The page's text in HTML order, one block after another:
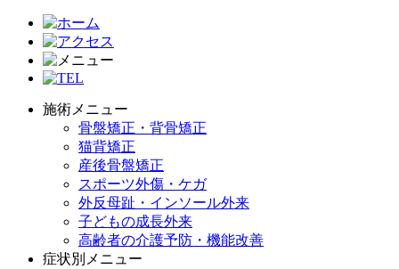
施術メニュー
骨盤矯正・背骨矯正
猫背矯正
産後骨盤矯正
スポーツ外傷・ケガ
外反母趾・インソール外来
子どもの成長外来
高齢者の介護予防・機能改善
症状別メニュー